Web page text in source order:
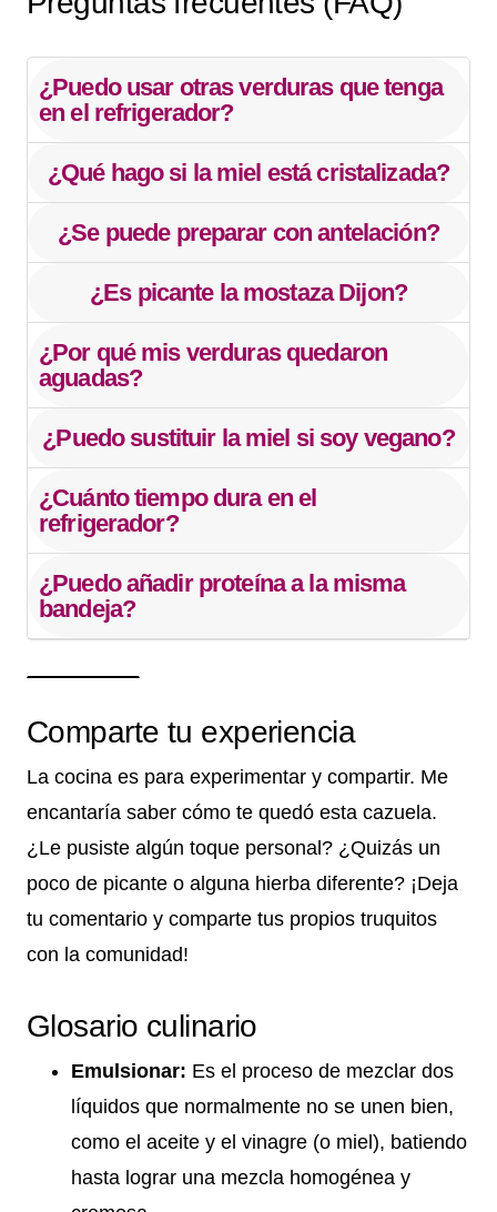
¿Puedo usar otras verduras que tenga
en el refrigerador?
¿Qué hago si la miel está cristalizada?
¿Se puede preparar con antelación?
¿Es picante la mostaza Dijon?
¿Por qué mis verduras quedaron
aguadas?
¿Puedo sustituir la miel si soy vegano?
¿Cuánto tiempo dura en el
refrigerador?
¿Puedo añadir proteína a la misma
bandeja?
Comparte tu experiencia
La cocina es para experimentar y compartir. Me
encantaría saber cómo te quedó esta cazuela.
¿Le pusiste algún toque personal? ¿Quizás un
poco de picante o alguna hierba diferente? ¡Deja
tu comentario y comparte tus propios truquitos
con la comunidad!
Glosario culinario
Emulsionar: Es el proceso de mezclar dos
líquidos que normalmente no se unen bien,
como el aceite y el vinagre (o miel), batiendo
hasta lograr una mezcla homogénea y